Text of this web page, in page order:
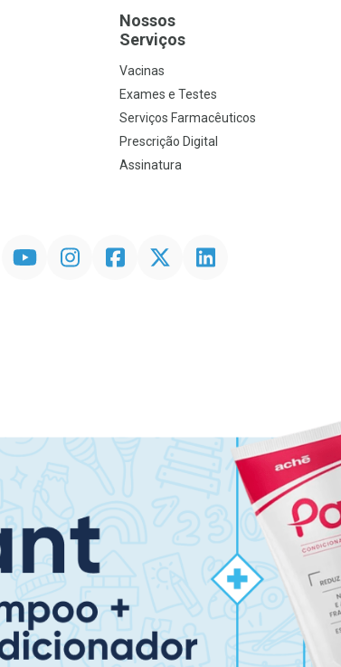
Nossos
Serviços
Vacinas
Exames e Testes
Serviços Farmacêuticos
Prescrição Digital
Assinatura
InstagramFacebookTwitter Linkedin